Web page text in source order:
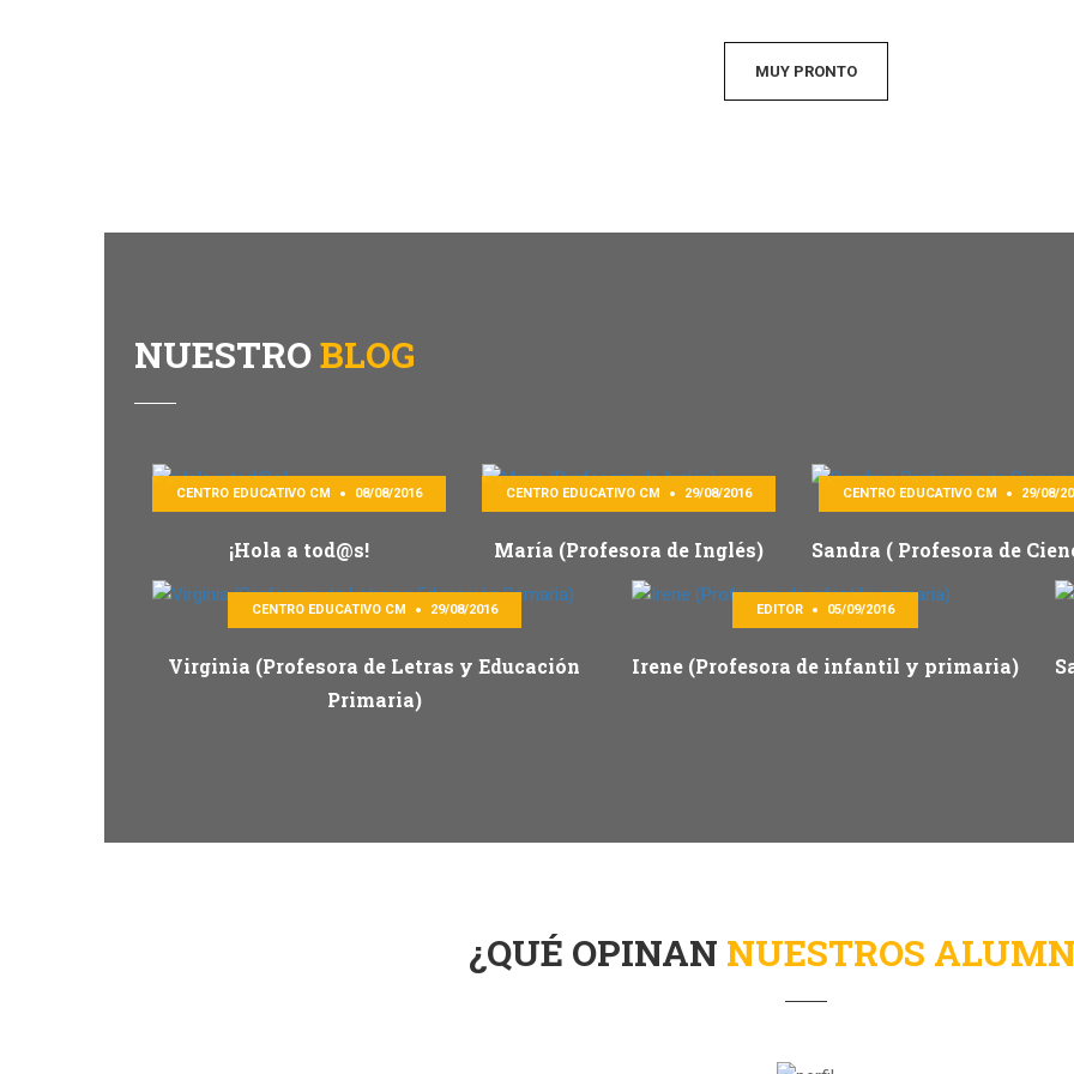
MUY PRONTO
NUESTROBLOG
CENTRO EDUCATIVO CM 08/08/2016
¡Hola a tod@s!
CENTRO EDUCATIVO CM 29/08/2016
María (Profesora de Inglés)
CENTRO EDUCATIVO CM 29/08/
Sandra ( Profesora de
CENTRO EDUCATIVO CM 29/08/2016
Virginia (Profesora de Letras y Educación
Primaria)
EDITOR 05/09/2016
Irene (Profesora de infantil y primaria)
¿QUÉ OPINAN NUESTROS